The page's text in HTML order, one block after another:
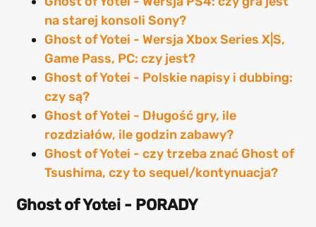
na starej konsoli Sony?
Ghost of Yotei - Wersja Xbox Series X|S,
Game Pass, PC: czy jest?
Ghost of Yotei - Polskie napisy i dubbing:
czy są?
Ghost of Yotei - Długość gry, ile
rozdziałów, ile godzin zabawy?
Ghost of Yotei - czy trzeba znać Ghost of
Tsushima, czy to sequel/kontynuacja?
Ghost of Yotei - PORADY